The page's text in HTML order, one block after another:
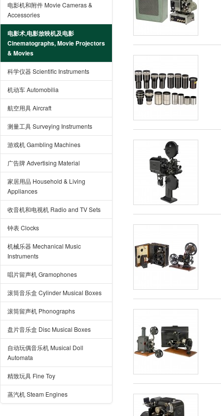
电影机和附件 Movie Cameras &
Accessories
电影术,电影放映机及电影
Cinematographs, Movie Projectors
& Movies
科学仪器 Scientific Instruments
机动车 Automobilia
航空用具 Aircraft
测量工具 Surveying Instruments
游戏机 Gambling Machines
广告牌 Advertising Material
家居用品 Household & Living
Appliances
收音机和电视机 Radio and TV Sets
钟表 Clocks
机械乐器 Mechanical Music
Instruments
唱片留声机 Gramophones
滚筒音乐盒 Cylinder Musical Boxes
滚筒留声机 Phonographs
盘片音乐盒 Disc Musical Boxes
自动玩偶音乐机 Musical Doll
Automata
精致玩具 Fine Toy
蒸汽机 Steam Engines